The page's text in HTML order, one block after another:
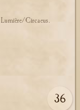
Circaeus.
36